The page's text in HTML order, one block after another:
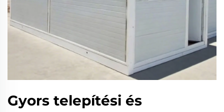
Gyors telepítési és